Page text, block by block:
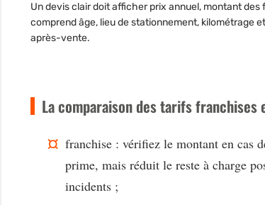
Un devis clair doit afficher prix annuel, montant
comprend âge, lieu de stationnement, kilométrage
après-vente.
La comparaison des tarifs
franchise : vérifiez le montant en cas
prime, mais réduit le reste à charge
incidents ;